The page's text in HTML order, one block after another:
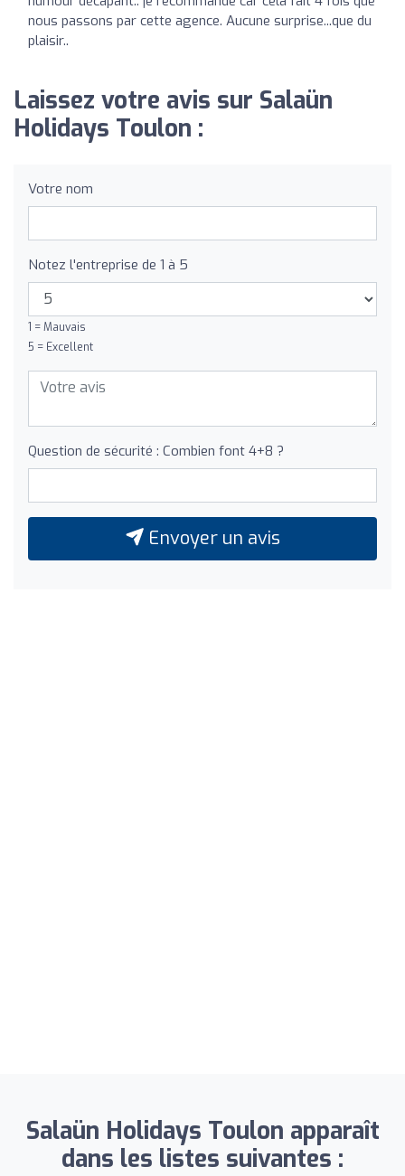
nous passons par cette agence. Aucune surprise...que du
plaisir..
Laissez votre avis sur Salaün
Holidays Toulon :
Votre nom
Notez l'entreprise de 1 à 5
1 = Mauvais
5 = Excellent
Question de sécurité : Combien font 4+8 ?
Envoyer un avis
Salaün Holidays Toulon apparaît
dans les listes suivantes :